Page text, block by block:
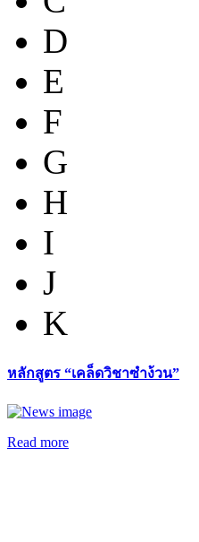
D
E
F
G
H
I
J
K
หลักสูตร “เคล็ดวิชาซำง้วน”
Read more